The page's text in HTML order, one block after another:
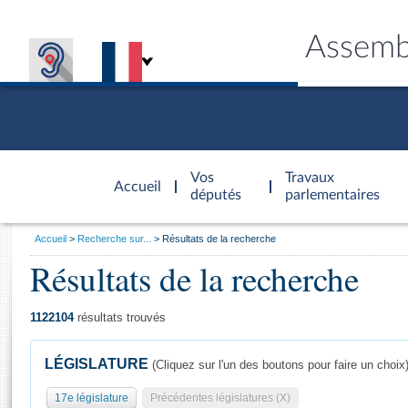
Accueil
d'accueil
Vos
députés
Travaux
parlementaires
Général
Vous
Accueil Recherche sur... Résultats de la recherche
Résultats de la recherche
1122104résultats trouvés
LÉGISLATURE (Cliquez sur l'un des boutons pour faire un choix)
17e législature Précédentes législatures (X)